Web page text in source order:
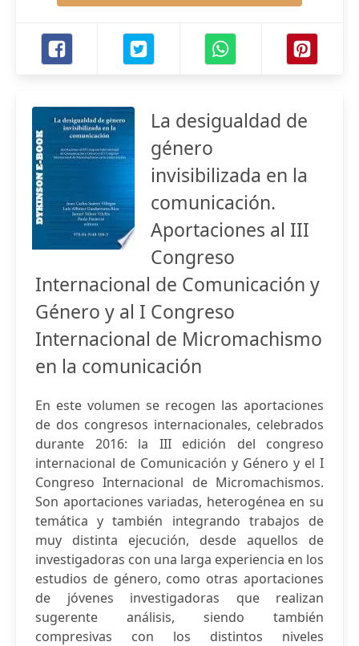
La desigualdad de
género
invisibilizada en la
comunicación.
Aportaciones al III
Congreso
Internacional de Comunicación y
Género y al I Congreso
Internacional de Micromachismo
en la comunicación
En este volumen se recogen las aportaciones
de dos congresos internacionales, celebrados
durante 2016: la III edición del congreso
internacional de Comunicación y Género y el I
Congreso Internacional de Micromachismos.
Son aportaciones variadas, heterogénea en su
temática y también integrando trabajos de
muy distinta ejecución, desde aquellos de
investigadoras con una larga experiencia en los
estudios de género, como otras aportaciones
de jóvenes investigadoras que realizan
sugerente análisis, siendo también
compresivas con los distintos niveles